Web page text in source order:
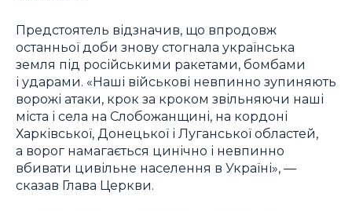
Предстоятель відзначив, що впродовж
останньої доби знову стогнала українська
земля під російськими ракетами, бомбами
і ударами. «Наші військові невпинно зупиняють
ворожі атаки, крок за кроком звільняючи наші
міста і села на Слобожанщині, на кордоні
Харківської, Донецької і Луганської областей,
а ворог намагається цинічно і невпинно
вбивати цивільне населення в Україні», —
сказав Глава Церкви.